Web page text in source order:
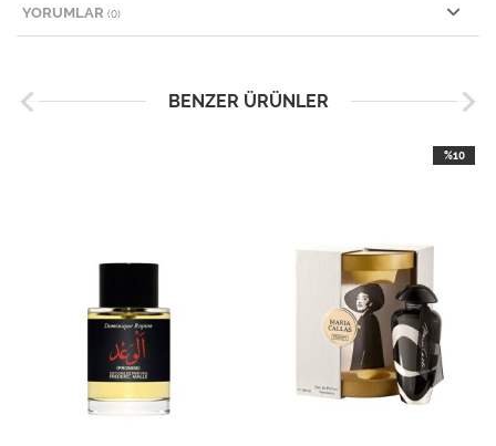
YORUMLAR (0)
BENZER ÜRÜNLER
%10